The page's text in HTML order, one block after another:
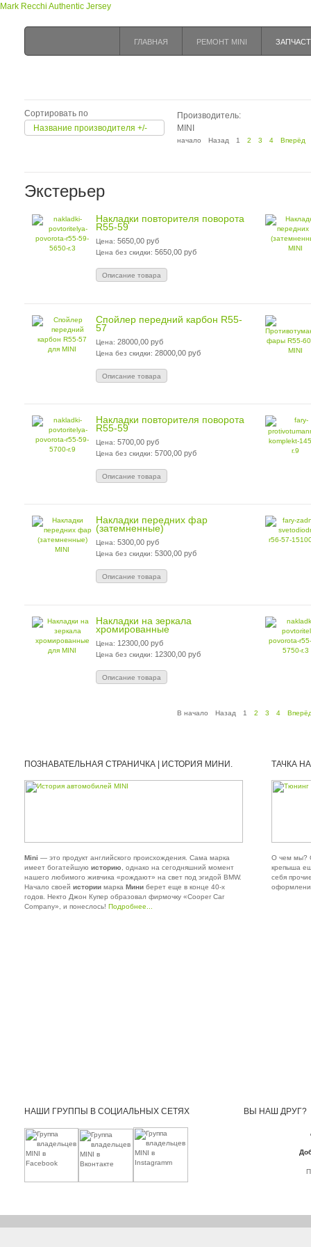
Mark Recchi Authentic Jersey
ГЛАВНАЯ РЕМОНТ MINI
Сортировать по
Название производителя +/-
Производитель:
MINI
начало Назад 1 2 3 4 Вперёд
Экстерьер
Накладки повторителя поворота
R55-59
Цена:5650,00 руб
Цена без скидки:5650,00 руб
Описание товара
Спойлер передний карбон R55-
57
Цена:28000,00 руб
Цена без скидки:28000,00 руб
Описание товара
Накладки повторителя поворота
R55-59
Цена:5700,00 руб
Цена без скидки:5700,00 руб
Описание товара
Накладки передних фар
(затемненные)
Цена:5300,00 руб
Цена без скидки:5300,00 руб
Описание товара
Накладки на зеркала
хромированные
Цена: 12300,00 руб
Цена без скидки: 12300,00 руб
Описание товара
В начало Назад 1 2 3 4
ПОЗНАВАТЕЛЬНАЯ СТРАНИЧКА | ИСТОРИЯ МИНИ.
Mini — это продукт английского происхождения. Сама марка
имеет богатейшую историю , однако на сегодняшний момент
нашего любимого живчика «рождают» на свет под эгидой BMW.
Начало своей истории марка Мини берет еще в конце 40-х
годов. Некто Джон Купер образовал фирмочку «Cooper Car
Company», и понеслось! Подробнее...
ТАЧКА
О чем мы?
крепыша
себя
НАШИ ГРУППЫ В СОЦИАЛЬНЫХ СЕТЯХ ВЫ НАШ ДРУГ?